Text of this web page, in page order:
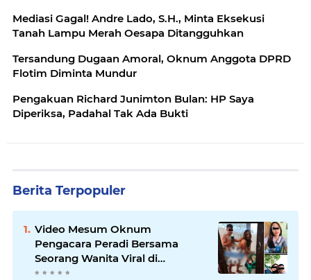
Mediasi Gagal! Andre Lado, S.H., Minta Eksekusi
Tanah Lampu Merah Oesapa Ditangguhkan
Tersandung Dugaan Amoral, Oknum Anggota DPRD
Flotim Diminta Mundur
Pengakuan Richard Junimton Bulan: HP Saya
Diperiksa, Padahal Tak Ada Bukti
Berita Terpopuler
Video Mesum Oknum
Pengacara Peradi Bersama
Seorang Wanita Viral di
Facebook